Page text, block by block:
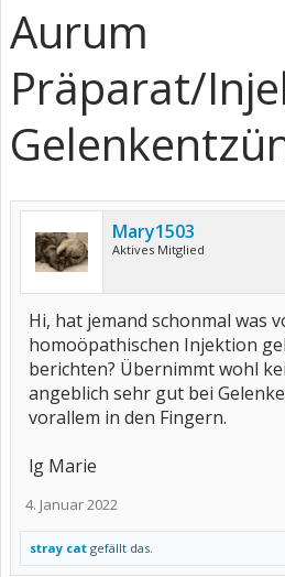
Aurum
Präparat/
Mary1503
Aktives Mitglied
Hi, hat jemand schonmal was
homoöpathischen Injektion
berichten? Übernimmt wohl
angeblich sehr gut bei
vorallem in den Fingern.
lg Marie
4. Januar 2022
stray cat gefällt das.